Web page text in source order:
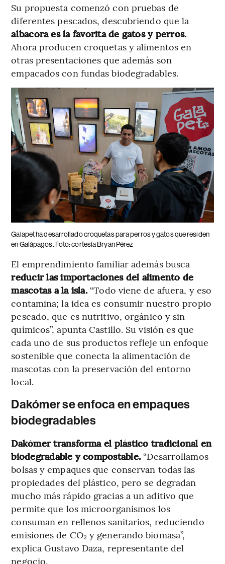
Su propuesta comenzó con pruebas de
diferentes pescados, descubriendo que la
albacora es la favorita de gatos y perros.
Ahora producen croquetas y alimentos en
otras presentaciones que además son
empacados con fundas biodegradables.
Galapet ha desarrollado croquetas para perros y gatos que residen
en Galápagos. Foto: cortesía Bryan Pérez
El emprendimiento familiar además busca
reducir las importaciones del alimento de
mascotas a la isla.“Todo viene de afuera, y eso
contamina; la idea es consumir nuestro propio
pescado, que es nutritivo, orgánico y sin
químicos”, apunta Castillo. Su visión es que
cada uno de sus productos refleje un enfoque
sostenible que conecta la alimentación de
mascotas con la preservación del entorno
local.
Dakómer se enfoca en empaques
biodegradables
Dakómer transforma el plástico tradicional en
biodegradable y compostable.“Desarrollamos
bolsas y empaques que conservan todas las
propiedades del plástico, pero se degradan
mucho más rápido gracias a un aditivo que
permite que los microorganismos los
consuman en rellenos sanitarios, reduciendo
emisiones de CO₂ y generando biomasa”,
explica Gustavo Daza, representante del
negocio.